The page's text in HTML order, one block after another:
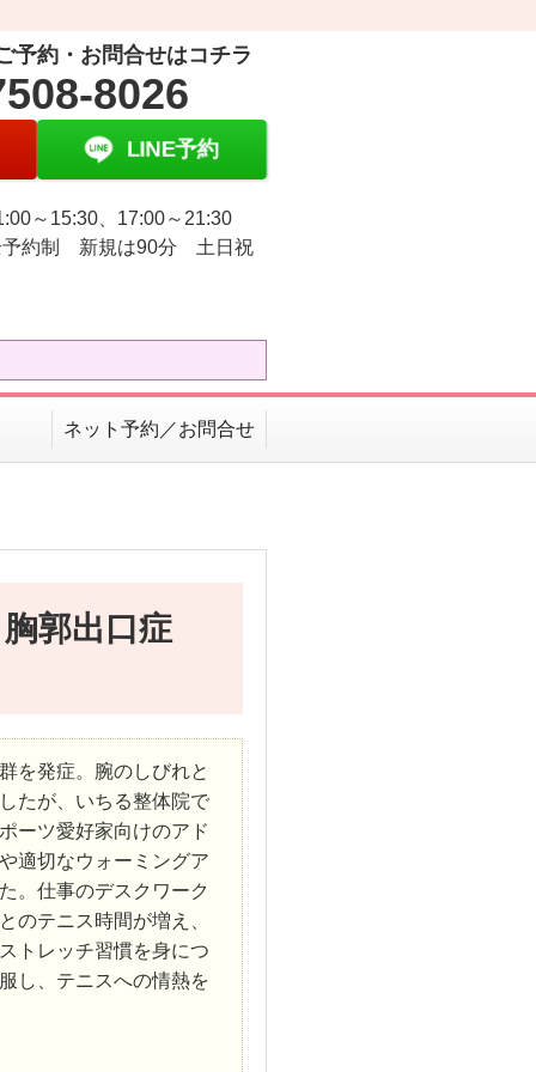
予約・お問合せはコチラ
8026
LINE予約
～15:30、17:00～21:30
約制 新規は90分 土日祝
ネット予約／お問合せ
郭出口症
を発症。腕のしびれと
たが、いちる整体院で
ーツ愛好家向けのアド
適切なウォーミングア
。仕事のデスクワーク
のテニス時間が増え、
トレッチ習慣を身につ
し、テニスへの情熱を